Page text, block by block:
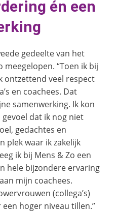
én een
gedeelte van het
“Toen ik bij
ontzettend veel respect
en coachees. Dat
samenwerking. Ik kon
gevoel dat ik nog niet
gedachtes en
plek waar ik zakelijk
ik bij Mens & Zo een
hele bijzondere ervaring
mijn coachees.
(collega’s)
hoger niveau tillen.”